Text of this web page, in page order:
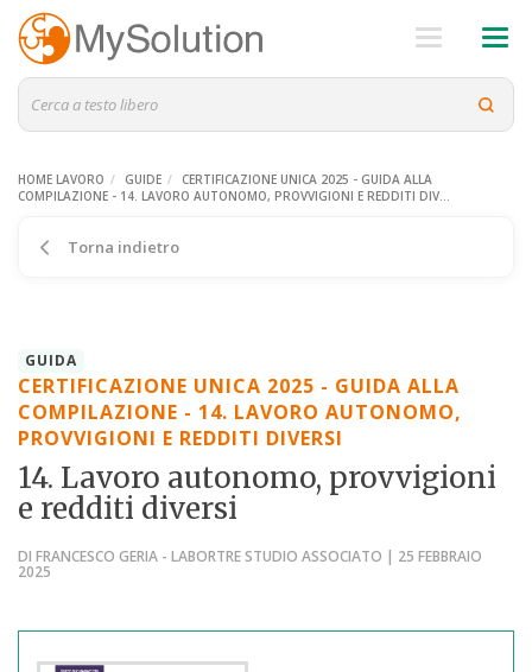
HOME LAVORO GUIDE
CERTIFICAZIONE UNICA 2025 - GUIDA ALLA
COMPILAZIONE - 14. LAVORO AUTONOMO, PROVVIGIONI E REDDITI DIV...
Torna indietro
GUIDA
CERTIFICAZIONE UNICA 2025 - GUIDA ALLA
COMPILAZIONE - 14. LAVORO AUTONOMO,
PROVVIGIONI E REDDITI DIVERSI
14. Lavoro autonomo, provvigioni
e redditi diversi
DI FRANCESCO GERIA - LABORTRE STUDIO ASSOCIATO | 25 FEBBRAIO
2025